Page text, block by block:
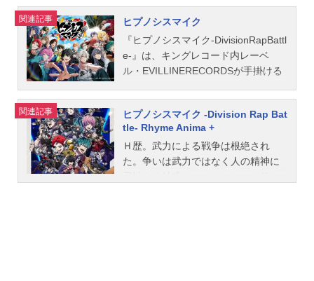
関連記事
ヒプノシスマイク
『ヒプノシスマイク-DivisionRapBattl
e-』は、キングレコード内レーベ
ル・EVILLINERECORDSが手掛ける
ロジェクト。通称「ヒプマイ」。こ
ちらでは、『ヒプノシスマイク』の
キャラクター声優、スタッフ、オス
スメ記事をご紹介！『映画ヒプノシ
スマイク-DivisionRapBattle-』の情報
関連記事
ヒプノシスマイク -Division Rap Bat
tle- Rhyme Anima +
Ｈ歴。武力による戦争は根絶され
た。争いは武力ではなく人の精神に